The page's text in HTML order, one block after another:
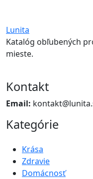
Lunita
Katalóg obľubených
mieste.
Kontakt
Email:
Kategórie
Krása
Zdravie
Domácnosť